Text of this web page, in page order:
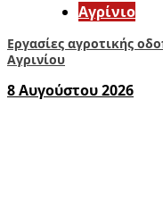
Aγρίνιο
Εργασίες αγροτικής
Αγρινίου
8 Αυγούστου 2026